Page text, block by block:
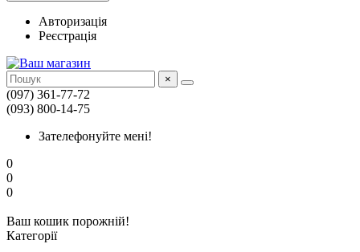
Авторизація
Реєстрація
×
(097) 361-77-72
(093) 800-14-75
Зателефонуйте мені!
0
0
0
Ваш кошик порожній!
Категорії